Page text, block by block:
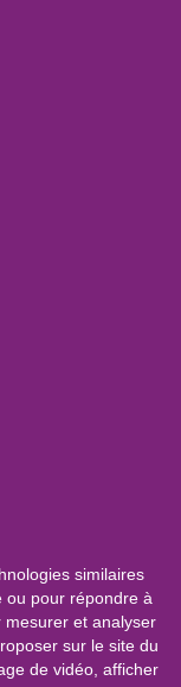
similaires
ou pour répondre à
mesurer et analyser
sur le site du
de vidéo, afficher